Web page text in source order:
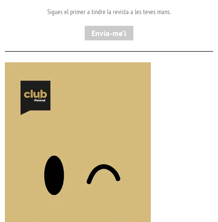
Sigues el primer a tindre la revista a les teves mans.
Envia-me'l